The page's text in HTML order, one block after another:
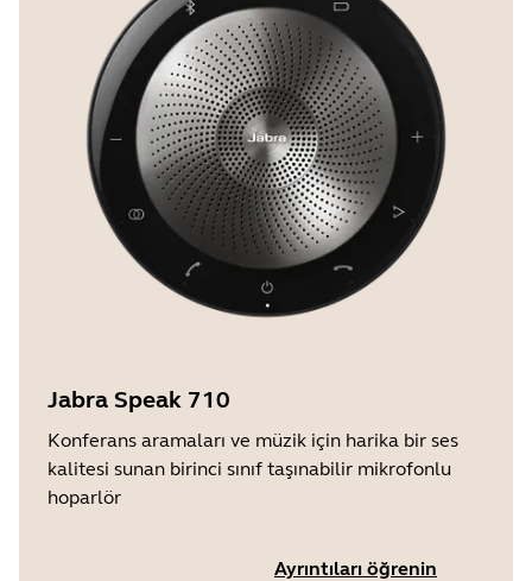
Jabra Speak 710
Konferans aramaları ve müzik için harika bir ses
kalitesi sunan birinci sınıf taşınabilir mikrofonlu
hoparlör
Ayrıntıları öğrenin